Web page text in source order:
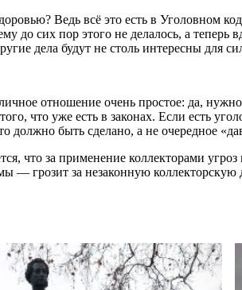
Ведь всё это есть в Уголовном
сих пор этого не делалось, а теперь
дела будут не столь интересны для
отношение очень простое: да,
что уже есть в законах. Если есть
должно быть сделано, а не очередное
что за применение коллекторами
грозит за незаконную коллекторскую